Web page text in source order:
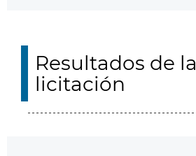
Resultados de la
licitación